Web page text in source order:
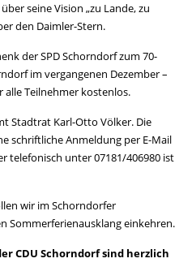
seine Vision „zu Lande, zu
den Daimler-Stern.
der SPD Schorndorf zum 70-
im vergangenen Dezember –
Teilnehmer kostenlos.
Stadtrat Karl-Otto Völker. Die
schriftliche Anmeldung per E-Mail
telefonisch unter 07181/406980 ist
wir im Schorndorfer
Sommerferienausklang einkehren.
CDU Schorndorf sind herzlich